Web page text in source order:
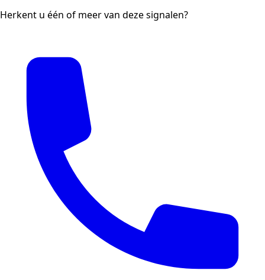
Herkent u één of meer van deze signalen?